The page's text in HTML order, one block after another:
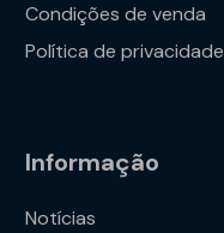
Condições de venda
Política de privacidade
Informação
Notícias